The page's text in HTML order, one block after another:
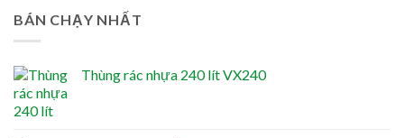
BÁN CHẠY NHẤT
Thùng rác nhựa 240 lít VX240